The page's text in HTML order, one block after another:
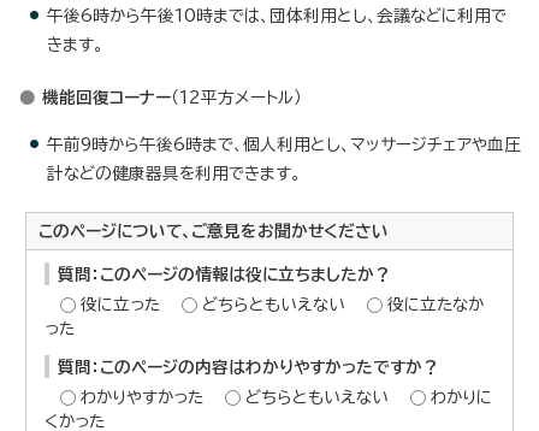
午後6時から午後10時までは、団体利用とし、会議などに利用で
きます。
機能回復コーナー（12平方メートル）
午前9時から午後6時まで、個人利用とし、マッサージチェアや血圧
計などの健康器具を利用できます。
このページについて、ご意見をお聞かせください
質問：このページの情報は役に立ちましたか？
役に立った
どちらともいえない
役に立たなか
った
質問：このページの内容はわかりやすかったですか？
わかりやすかった
どちらともいえない
わかりに
くかった